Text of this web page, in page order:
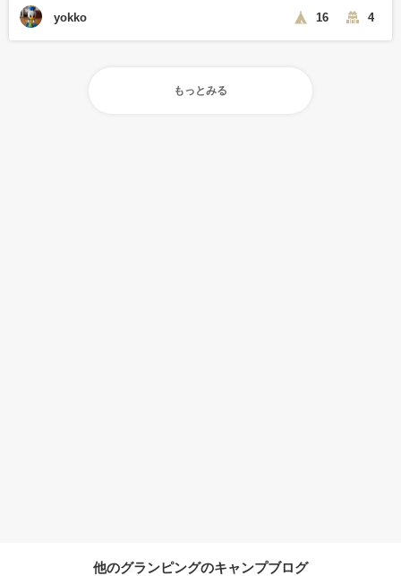
yokko 16 4
もっとみる
他のグランピングのキャンプブログ